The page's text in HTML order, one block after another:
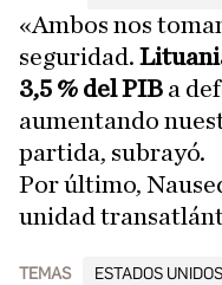
«Ambos nos
seguridad.
3,5 % del PIB a
aumentando
partida, subrayó.
Por último,
unidad
TEMAS ESTADOS UNIDOS